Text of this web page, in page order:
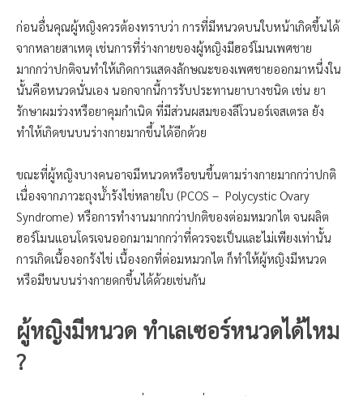
ก่อนอื่นคุณผู้หญิงควรต้องทราบว่า การที่มีหนวดบนใบหน้าเกิดขึ้นได้
จากหลายสาเหตุ เช่นการที่ร่างกายของผู้หญิงมีฮอร์โมนเพศชาย
มากกว่าปกติจนทำให้เกิดการแสดงลักษณะของเพศชายออกมาหนึ่งใน
นั้นคือหนวดนั่นเอง นอกจากนี้การรับประทานยาบางชนิด เช่น ยา
รักษาผมร่วงหรือยาคุมกำเนิด ที่มีส่วนผสมของลีโวนอร์เจสเตรล ยัง
ทำให้เกิดขนบนร่างกายมากขึ้นได้อีกด้วย
ขณะที่ผู้หญิงบางคนอาจมีหนวดหรือขนขึ้นตามร่างกายมากกว่าปกติ
เนื่องจากภาวะถุงน้ำรังไข่หลายใบ (PCOS – Polycystic Ovary
Syndrome) หรือการทำงานมากกว่าปกติของต่อมหมวกไต จนผลิต
ฮอร์โมนแอนโดรเจนออกมามากกว่าที่ควรจะเป็นและไม่เพียงเท่านั้น
การเกิดเนื้องอกรังไข่ เนื้องอกที่ต่อมหมวกไต ก็ทำให้ผู้หญิงมีหนวด
หรือมีขนบนร่างกายดกขึ้นได้ด้วยเช่นกัน
ผู้หญิงมีหนวด ทำเลเซอร์หนวดได้ไหม
?